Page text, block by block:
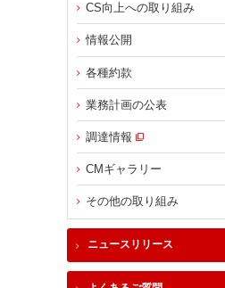
CS向上への取り組み
情報公開
各種約款
業務計画の公表
調達情報
CMギャラリー
その他の取り組み
ニュースリリース